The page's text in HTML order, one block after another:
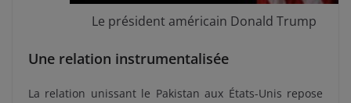
Le président américain Donald Trump
Une relation instrumentalisée
La relation unissant le Pakistan aux États-Unis repose